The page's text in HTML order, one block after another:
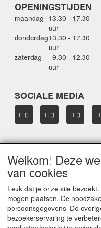
OPENINGSTIJDEN
maandag 13.30 - 17.30
uur
donderdag13.30 - 17.30
uur
zaterdag
9.30 - 12.30
uur
SOCIALE MEDIA
OVER
Dakkoffer verhuur
Verkoop dakkoffers en
Onze merken
Herroepingslink aanvragen
Welkom! Deze
van cookies
Leuk dat je onze site
mogen plaatsen. De
persoonsgegevens. De
bezoekerservaring te